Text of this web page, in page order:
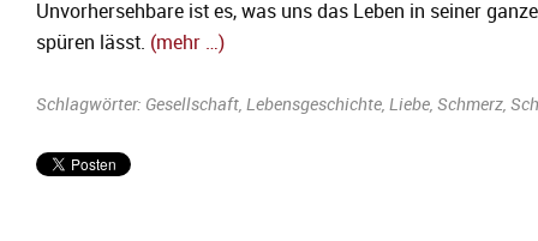
Unvorhersehbare ist es, was uns das Leben in seiner
spüren lässt. (mehr …)
Schlagwörter: Gesellschaft, Lebensgeschichte, Liebe, Schmerz,